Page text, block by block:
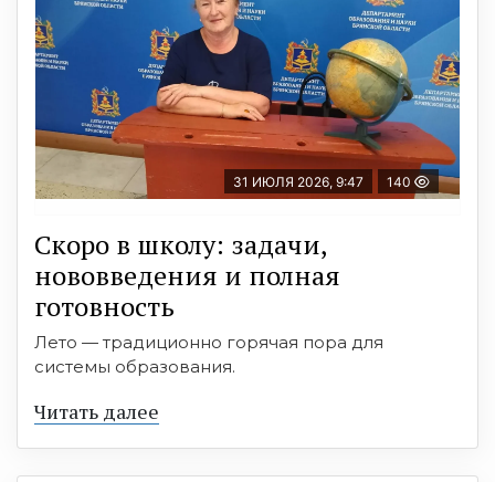
31 ИЮЛЯ 2026, 9:47 140
Скоро в школу: задачи,
нововведения и полная
готовность
Лето — традиционно горячая пора для
системы образования.
Читать далее